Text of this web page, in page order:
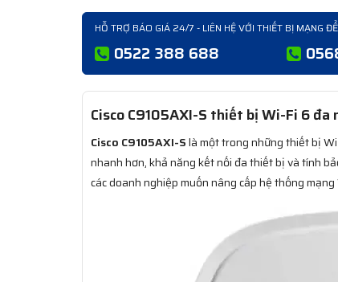
HỖ TRỢ BÁO GIÁ 24/7 - LIÊN HỆ VỚI THIẾT BỊ MẠNG
0522 388 688
Cisco C9105AXI-S thiết bị Wi-Fi 6 đa
Cisco C9105AXI-Slà một trong những thiết bị
nhanh hơn, khả năng kết nối đa thiết bị và tính
các doanh nghiệp muốn nâng cấp hệ thống mạng